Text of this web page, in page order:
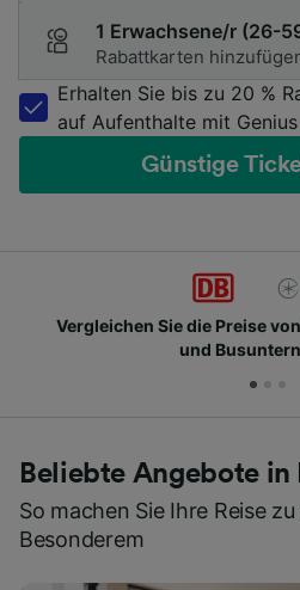
1 Erwachsene/r (26-
Rabattkarten
Erhalten Sie bis zu 20 %
auf Aufenthalte mit Genius
Günstige
Vergleichen Sie die Preise
und
Beliebte Angebote
So machen Sie Ihre Reise
Besonderem